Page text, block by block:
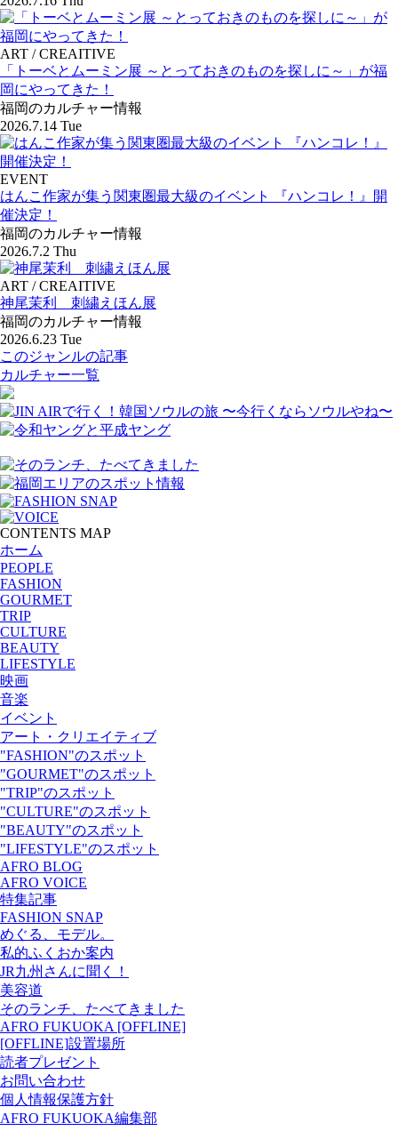
ART / CREAITIVE
「トーベとムーミン展 ～とっておきのものを探しに～」が福
岡にやってきた！
福岡のカルチャー情報
2026.7.14 Tue
EVENT
はんこ作家が集う関東圏最大級のイベント 『ハンコレ！』開
催決定！
福岡のカルチャー情報
2026.7.2 Thu
ART / CREAITIVE
神尾茉利 刺繍えほん展
福岡のカルチャー情報
2026.6.23 Tue
このジャンルの記事
カルチャー一覧
CONTENTS MAP
ホーム
PEOPLE
FASHION
GOURMET
TRIP
CULTURE
BEAUTY
LIFESTYLE
映画
音楽
イベント
アート・クリエイティブ
"FASHION"のスポット
"GOURMET"のスポット
"TRIP"のスポット
"CULTURE"のスポット
"BEAUTY"のスポット
"LIFESTYLE"のスポット
AFRO BLOG
AFRO VOICE
特集記事
FASHION SNAP
めぐる、モデル。
私的ふくおか案内
JR九州さんに聞く！
美容道
そのランチ、たべてきました
AFRO FUKUOKA [OFFLINE]
[OFFLINE]設置場所
読者プレゼント
お問い合わせ
個人情報保護方針
AFRO FUKUOKA編集部